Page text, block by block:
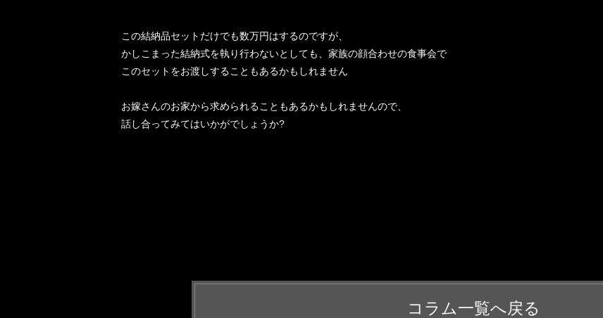
この結納品セットだけでも数万円はするのですが、
かしこまった結納式を執り行わないとしても、家族の顔合わせの食事会で
このセットをお渡しすることもあるかもしれません
お嫁さんのお家から求められることもあるかもしれませんので、
話し合ってみてはいかがでしょうか?
コラム一覧へ戻る